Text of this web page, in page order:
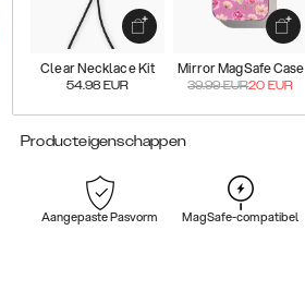
Clear Necklace Kit
54.98 EUR
Mirror MagSafe Case
39.99EUR20 EUR
Producteigenschappen
Aangepaste Pasvorm MagSafe-compatibel